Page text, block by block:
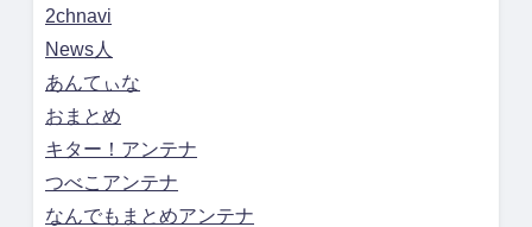
2chnavi
News人
あんてぃな
おまとめ
キター！アンテナ
つべこアンテナ
なんでもまとめアンテナ